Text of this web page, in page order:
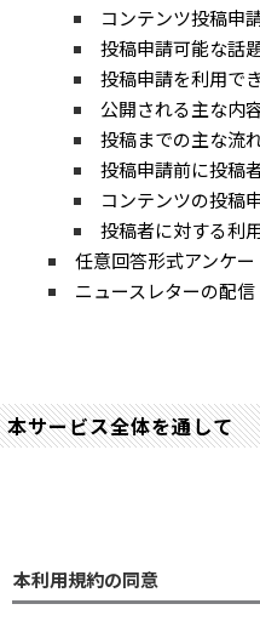
コンテンツ投稿申
投稿申請可能な話
投稿申請を利用で
公開される主な内
投稿までの主な流
投稿申請前に投稿
コンテンツの投稿
投稿者に対する利
任意回答形式アンケ
ニュースレターの配信
本サービス全体を通して
本利用規約の同意